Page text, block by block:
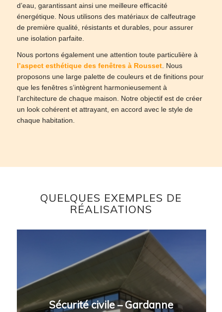
d’eau, garantissant ainsi une meilleure efficacité
énergétique. Nous utilisons des matériaux de calfeutrage
de première qualité, résistants et durables, pour assurer
une isolation parfaite.
Nous portons également une attention toute particulière à
l’aspect esthétique des fenêtres à Rousset. Nous
proposons une large palette de couleurs et de finitions pour
que les fenêtres s’intègrent harmonieusement à
l’architecture de chaque maison. Notre objectif est de créer
un look cohérent et attrayant, en accord avec le style de
chaque habitation.
QUELQUES EXEMPLES DE
RÉALISATIONS
Sécurité civile – Gardanne